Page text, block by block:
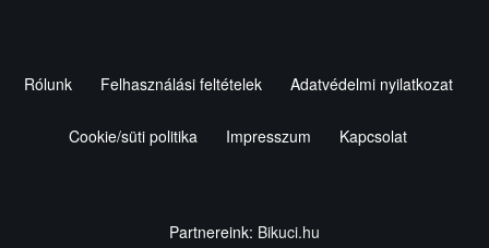
Rólunk Felhasználási feltételek Adatvédelmi nyilatkozat
Cookie/süti politika Impresszum Kapcsolat
Partnereink: Bikuci.hu